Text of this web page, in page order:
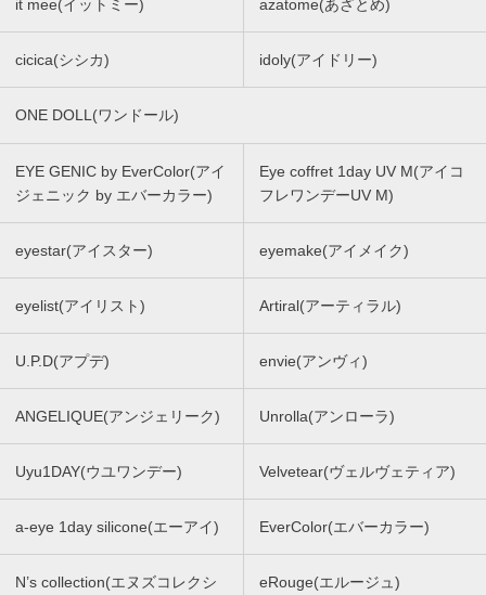
it mee(イットミー) azatome(あざとめ)
cicica(シシカ) idoly(アイドリー)
ONE DOLL(ワンドール)
EYE GENIC by EverColor(アイ
ジェニック by エバーカラー)
Eye coffret 1day UV M(アイコ
フレワンデーUV M)
eyestar(アイスター) eyemake(アイメイク)
eyelist(アイリスト) Artiral(アーティラル)
U.P.D(アプデ) envie(アンヴィ)
ANGELIQUE(アンジェリーク) Unrolla(アンローラ)
Uyu1DAY(ウユワンデー) Velvetear(ヴェルヴェティア)
a-eye 1day silicone(エーアイ) EverColor(エバーカラー)
N’s collection(エヌズコレクシ
eRouge(エルージュ)